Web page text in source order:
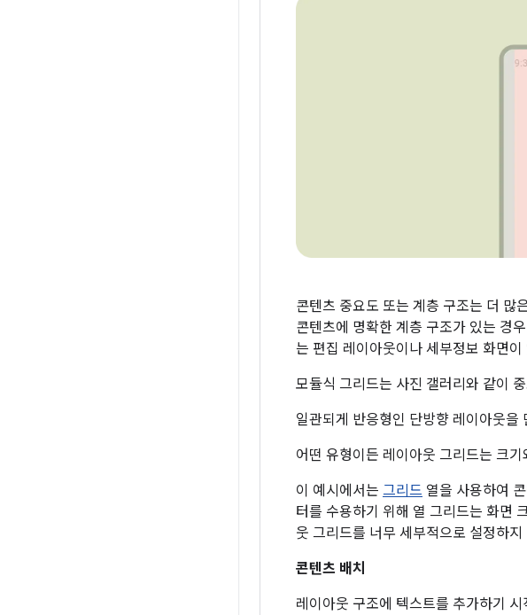
콘텐츠 중요도 또는 계층 구조는 더 많
콘텐츠에 명확한 계층 구조가 있는 경
는 편집 레이아웃이나 세부정보 화면이
모듈식 그리드는 사진 갤러리와 같이
일관되게 반응형인 단방향 레이아웃
어떤 유형이든 레이아웃 그리드는 크
이 예시에서는 그리드 열을 사용하여
터를 수용하기 위해 열 그리드는 화면
웃 그리드를 너무 세부적으로 설정하
콘텐츠 배치
레이아웃 구조에 텍스트를 추가하기